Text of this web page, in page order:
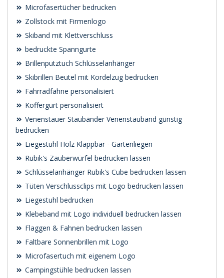
Microfasertücher bedrucken
Zollstock mit Firmenlogo
Skiband mit Klettverschluss
bedruckte Spanngurte
Brillenputztuch Schlüsselanhänger
Skibrillen Beutel mit Kordelzug bedrucken
Fahrradfahne personalisiert
Koffergurt personalisiert
Venenstauer Staubänder Venenstauband günstig
bedrucken
Liegestuhl Holz Klappbar - Gartenliegen
Rubik's Zauberwürfel bedrucken lassen
Schlüsselanhänger Rubik's Cube bedrucken lassen
Tüten Verschlussclips mit Logo bedrucken lassen
Liegestuhl bedrucken
Klebeband mit Logo individuell bedrucken lassen
Flaggen & Fahnen bedrucken lassen
Faltbare Sonnenbrillen mit Logo
Microfasertuch mit eigenem Logo
Campingstühle bedrucken lassen